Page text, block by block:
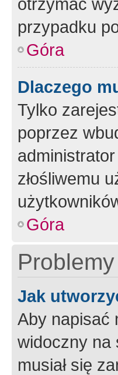
przypadku
Góra
Dlaczego
Tylko
poprzez
złośliwemu
Góra
Jak
Aby napisać
widoczny na
musiał się